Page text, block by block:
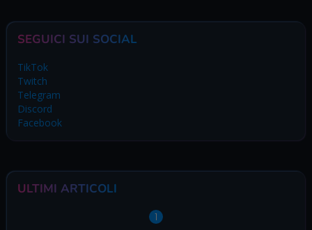
SEGUICI SUI SOCIAL
TikTok
Twitch
Telegram
Discord
Facebook
ULTIMI ARTICOLI